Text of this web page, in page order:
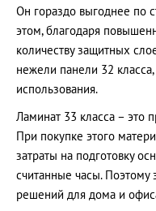
Он гораздо выгоднее по
этом, благодаря
количеству защитных
нежели панели 32
использования.
Ламинат 33 класса – это
При покупке этого
затраты на подготовку
считанные часы. Поэтому
решений для дома и